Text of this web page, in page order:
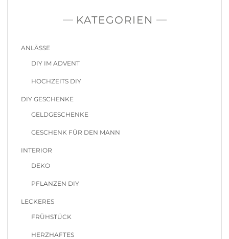
KATEGORIEN
ANLÄSSE
DIY IM ADVENT
HOCHZEITS DIY
DIY GESCHENKE
GELDGESCHENKE
GESCHENK FÜR DEN MANN
INTERIOR
DEKO
PFLANZEN DIY
LECKERES
FRÜHSTÜCK
HERZHAFTES